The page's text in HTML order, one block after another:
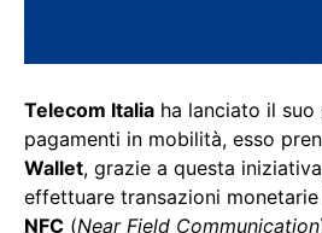
Telecom Italia ha lanciato il
pagamenti in mobilità, esso
Wallet, grazie a questa
effettuare transazioni
NFC (Near Field Communication